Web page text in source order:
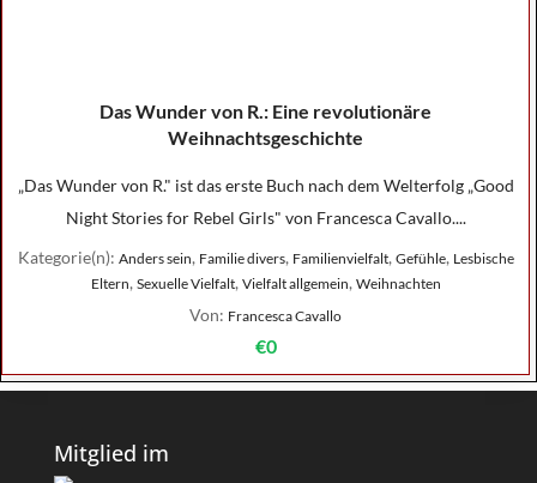
Das Wunder von R.: Eine revolutionäre
Weihnachtsgeschichte
„Das Wunder von R." ist das erste Buch nach dem Welterfolg „Good
Night Stories for Rebel Girls" von Francesca Cavallo....
Kategorie(n): Anders sein, Familie divers, Familienvielfalt, Gefühle, Lesbische
Eltern, Sexuelle Vielfalt, Vielfalt allgemein, Weihnachten
Von: Francesca Cavallo
€0
Mitglied im